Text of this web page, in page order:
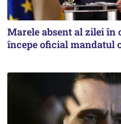
Marele absent al zilei în
începe oficial mandatul